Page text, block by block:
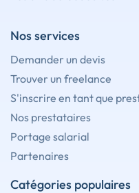
Nos services
Demander un devis
Trouver un freelance
S'inscrire en tant que
Nos prestataires
Portage salarial
Partenaires
Catégories populaires